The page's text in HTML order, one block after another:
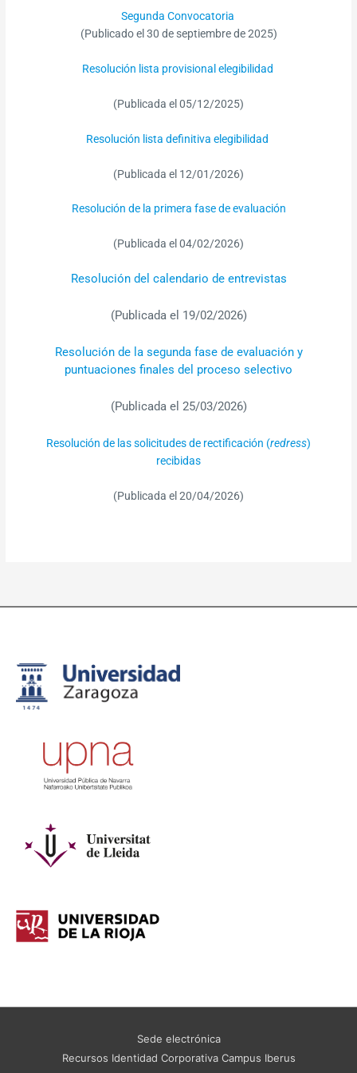
Segunda Convocatoria
(Publicado el 30 de septiembre de 2025)
Resolución lista provisional elegibilidad
(Publicada el 05/12/2025)
Resolución lista definitiva elegibilidad
(Publicada el 12/01/2026)
Resolución de la primera fase de evaluación
(Publicada el 04/02/2026)
Resolución del calendario de entrevistas
(Publicada el 19/02/2026)
Resolución de la segunda fase de evaluación y
puntuaciones finales del proceso selectivo
(Publicada el 25/03/2026)
Resolución de las solicitudes de rectificación (redress)
recibidas
(Publicada el 20/04/2026)
Sede electrónica
Recursos Identidad Corporativa Campus Iberus